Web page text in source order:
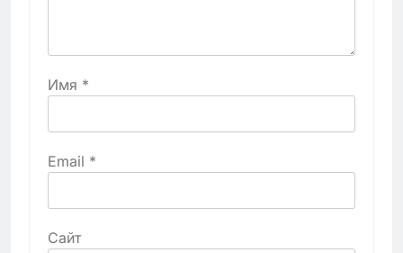
Имя *
Email *
Сайт